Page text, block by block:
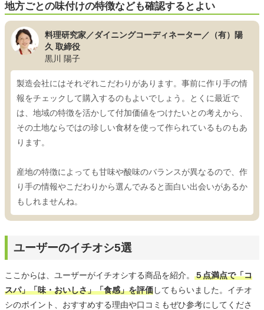
地方ごとの味付けの特徴なども確認するとよい
料理研究家／ダイニングコーディネーター／（有）陽
久 取締役
黒川 陽子
製造会社にはそれぞれこだわりがあります。事前に作り手の情
報をチェックして購入するのもよいでしょう。とくに最近で
は、地域の特徴を活かして付加価値をつけたいとの考えから、
その土地ならではの珍しい食材を使って作られているものもあ
ります。
産地の特徴によっても甘味や酸味のバランスが異なるので、作
り手の情報やこだわりから選んでみると面白い出会いがあるか
もしれませんね。
ユーザーのイチオシ5選
ここからは、ユーザーがイチオシする商品を紹介。 ５点満点で「コ
スパ」「味・おいしさ」「食感」を評価してもらいました。イチオ
シのポイント、おすすめする理由や口コミもぜひ参考にしてくださ